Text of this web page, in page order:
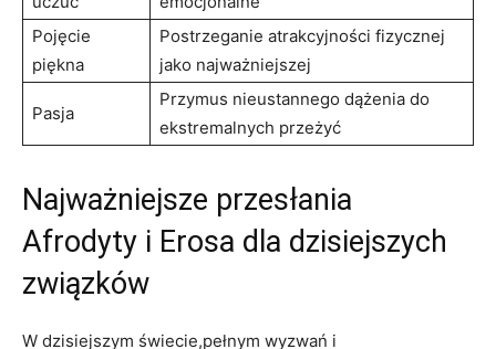
Pojęcie
piękna
Postrzeganie atrakcyjności fizycznej
jako najważniejszej
Pasja
Przymus nieustannego dążenia do
ekstremalnych przeżyć
Najważniejsze przesłania
Afrodyty i Erosa dla dzisiejszych
związków
W dzisiejszym świecie,pełnym wyzwań i